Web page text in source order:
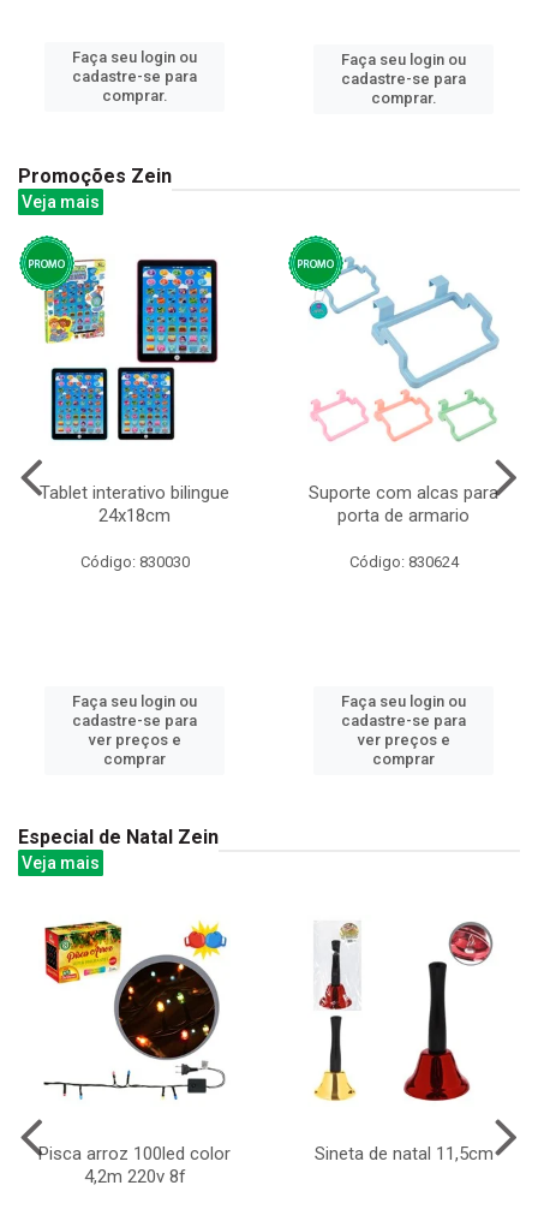
Faça seu login ou
cadastre-se para
comprar.
Faça seu login ou
cadastre-se para
comprar.
Promoções Zein
Veja mais
Tablet interativo bilingue
24x18cm
Código: 830030
Faça seu login ou
cadastre-se para
ver preços e
comprar
Suporte com alcas para
porta de armario
Código: 830624
Faça seu login ou
cadastre-se para
ver preços e
comprar
Especial de Natal Zein
Veja mais
Pisca arroz 100led color
4,2m 220v 8f
Sineta de natal 11,5cm